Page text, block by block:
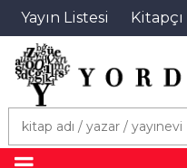
Yayın Listesi